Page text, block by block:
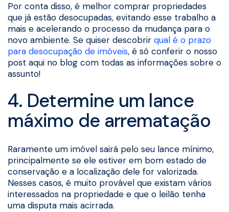
Por conta disso, é melhor comprar propriedades
que já estão desocupadas, evitando esse trabalho a
mais e acelerando o processo da mudança para o
novo ambiente. Se quiser descobrir qual é o prazo
para desocupação de imóveis, é só conferir o nosso
post aqui no blog com todas as informações sobre o
assunto!
4. Determine um lance
máximo de arrematação
Raramente um imóvel sairá pelo seu lance mínimo,
principalmente se ele estiver em bom estado de
conservação e a localização dele for valorizada.
Nesses casos, é muito provável que existam vários
interessados na propriedade e que o leilão tenha
uma disputa mais acirrada.